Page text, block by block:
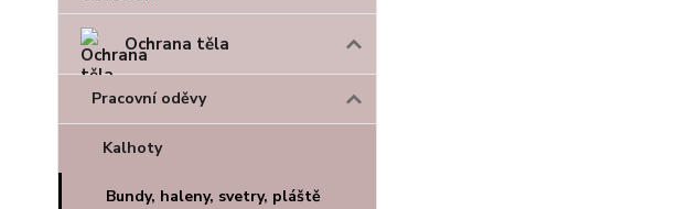
Ochrana těla
Pracovní oděvy
Kalhoty
Bundy, haleny, svetry, pláště